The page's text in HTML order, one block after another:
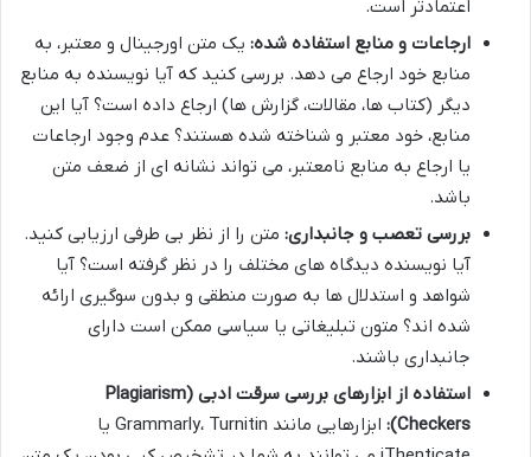
اعتمادتر است.
ارجاعات و منابع استفاده شده: یک متن اورجینال و معتبر، به
منابع خود ارجاع می دهد. بررسی کنید که آیا نویسنده به منابع
دیگر (کتاب ها، مقالات، گزارش ها) ارجاع داده است؟ آیا این
منابع، خود معتبر و شناخته شده هستند؟ عدم وجود ارجاعات
یا ارجاع به منابع نامعتبر، می تواند نشانه ای از ضعف متن
باشد.
بررسی تعصب و جانبداری: متن را از نظر بی طرفی ارزیابی کنید.
آیا نویسنده دیدگاه های مختلف را در نظر گرفته است؟ آیا
شواهد و استدلال ها به صورت منطقی و بدون سوگیری ارائه
شده اند؟ متون تبلیغاتی یا سیاسی ممکن است دارای
جانبداری باشند.
استفاده از ابزارهای بررسی سرقت ادبی (Plagiarism
Checkers):
ابزارهایی مانند Grammarly، Turnitin یا